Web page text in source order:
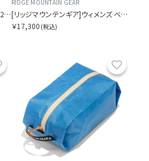
[リッジマウンテンギア]イナフハット 2026
RIDGE MOUNTAIN GEAR
[リッジマウンテンギア]ウィメンズ ベーシックロングスリーブシャツ 2026
￥17,300 (税込)
お気に入り